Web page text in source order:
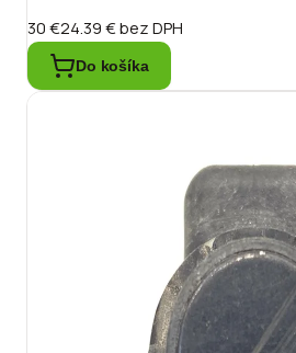
30 €24.39 €bez DPH
Do košíka